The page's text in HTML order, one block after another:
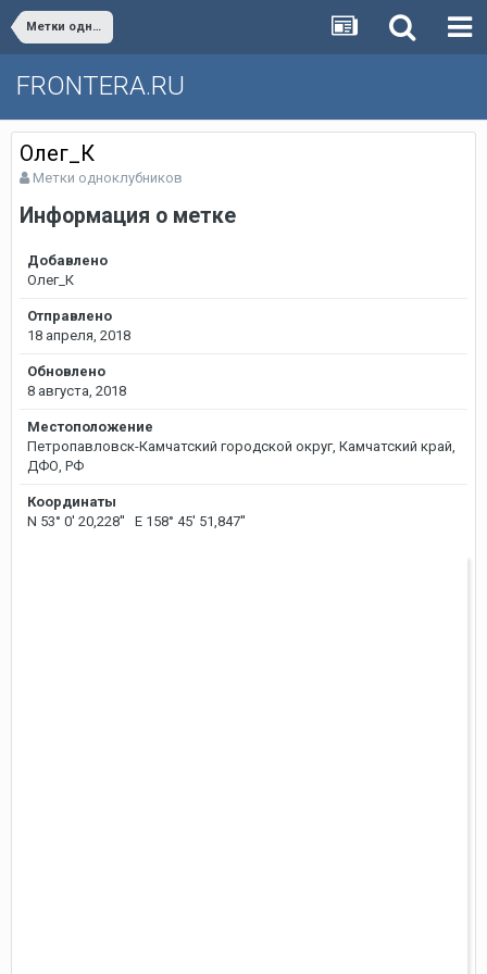
Метки одноклубников
FRONTERA.RU
Олег_К
Метки одноклубников
Информация о метке
Добавлено
Олег_К
Отправлено
18 апреля, 2018
Обновлено
8 августа, 2018
Местоположение
Петропавловск-Камчатский городской округ, Камчатский край,
ДФО, РФ
Координаты
N 53° 0' 20,228'' E 158° 45' 51,847''